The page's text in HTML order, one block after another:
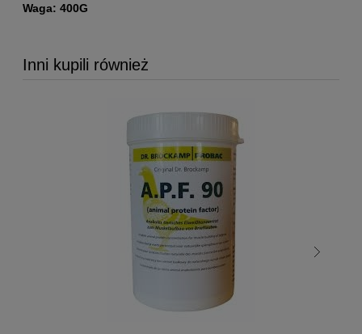
Waga: 400G
Inni kupili również